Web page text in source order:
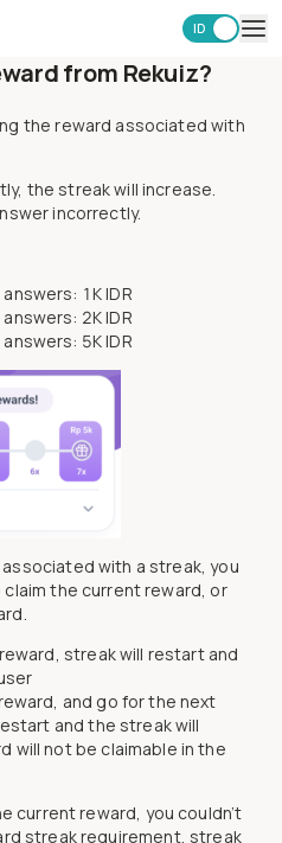
EN
ID
Reku
from Rekuiz?
the reward associated with
the streak will increase.
incorrectly.
1K IDR
2K IDR
5K IDR
with a streak, you
the current reward, or
streak will restart and
and go for the next
and the streak will
will not be claimable in the
current reward, you couldn’t
streak requirement, streak